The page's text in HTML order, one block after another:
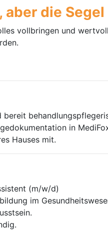
die
vollbringen und
in
Hauses mit.
(m/w/d)
im